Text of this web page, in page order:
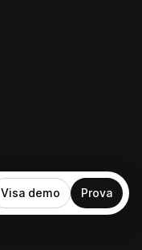
Visa demo Prova